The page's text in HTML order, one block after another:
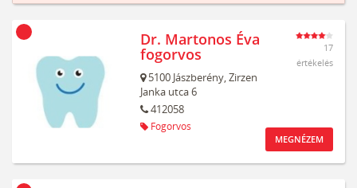
Dr. Martonos Éva
fogorvos
5100 Jászberény,Zirzen
Janka utca 6
412058
Fogorvos
17
értékelés
MEGNÉZEM